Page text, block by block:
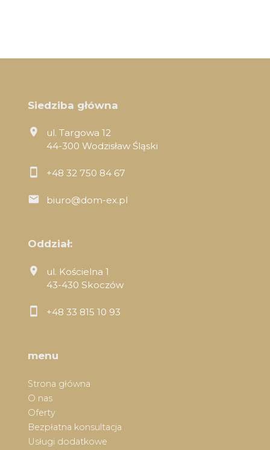
Siedziba główna
ul. Targowa 12
44-300 Wodzisław Śląski
+48 32 750 84 67
biuro@dom-ex.pl
Oddział:
ul. Kościelna 1
43-430 Skoczów
+48 33 815 10 93
menu
Strona główna
O nas
Oferty
Bezpłatna konsultacja
Usługi dodatkowe